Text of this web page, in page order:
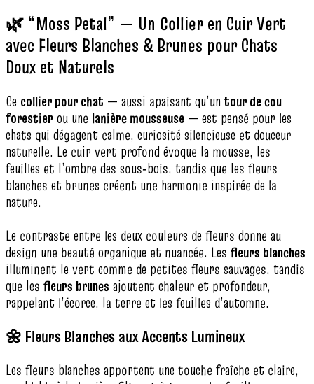
🌿 “Moss Petal” — Un Collier en Cuir Vert
avec Fleurs Blanches & Brunes pour Chats
Doux et Naturels
Ce collier pour chat — aussi apaisant qu’un tour de cou
forestierou une lanière mousseuse — est pensé pour les
chats qui dégagent calme, curiosité silencieuse et douceur
naturelle. Le cuir vert profond évoque la mousse, les
feuilles et l’ombre des sous‑bois, tandis que les fleurs
blanches et brunes créent une harmonie inspirée de la
nature.
Le contraste entre les deux couleurs de fleurs donne au
design une beauté organique et nuancée. Les fleurs blanches
illuminent le vert comme de petites fleurs sauvages, tandis
que les fleurs brunes ajoutent chaleur et profondeur,
rappelant l’écorce, la terre et les feuilles d’automne.
🌼 Fleurs Blanches aux Accents Lumineux
Les fleurs blanches apportent une touche fraîche et claire,